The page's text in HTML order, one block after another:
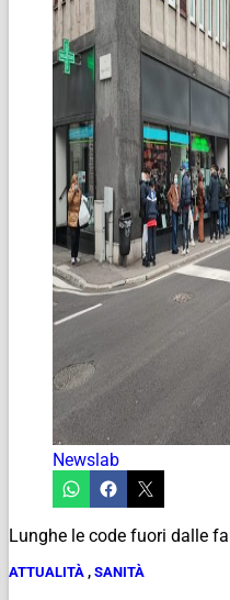
Newslab
Lunghe le code fuori dalle
ATTUALITÀ , SANITÀ